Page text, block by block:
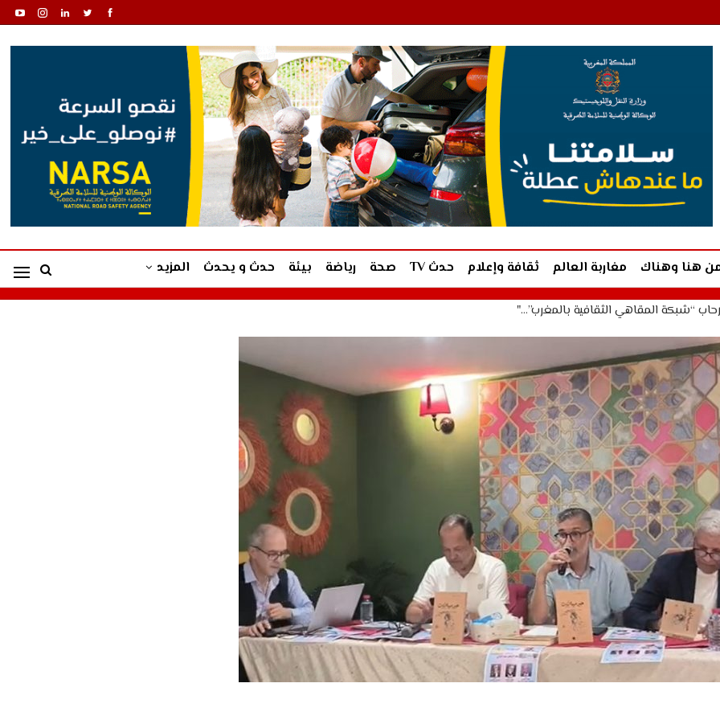
هنا وهناك مغاربة العالم ثقافة وإعلام حدث TV صحة رياضة بيئة حدث و يحدث المزيد
“شبكة المقاهي الثقافية بالمغرب”…"